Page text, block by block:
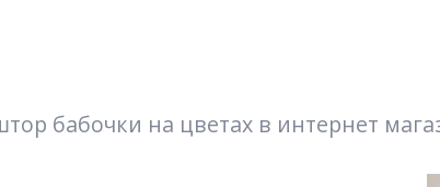
бабочки на цветах в интернет